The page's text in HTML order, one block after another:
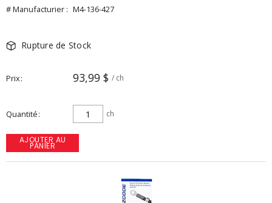
# Manufacturier : M4-136-427
Rupture de Stock
Prix 93,99 $ / ch
Quantité ch
AJOUTER AU
PANIER